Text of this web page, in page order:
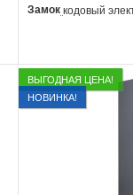
Замоккодовый
ВЫГОДНАЯ ЦЕНА!
НОВИНКА!